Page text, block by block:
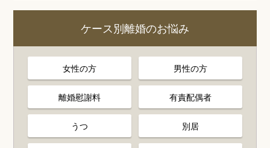
ケース別離婚のお悩み
女性の方 男性の方
離婚慰謝料 有責配偶者
うつ 別居